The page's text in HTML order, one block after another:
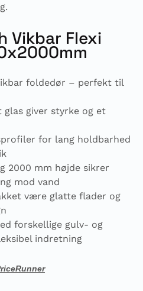
Vikbar Flexi
foldedør – perfekt til
giver styrke og et
for lang holdbarhed
2000 mm højde sikrer
mod vand
være glatte flader og
forskellige gulv- og
indretning